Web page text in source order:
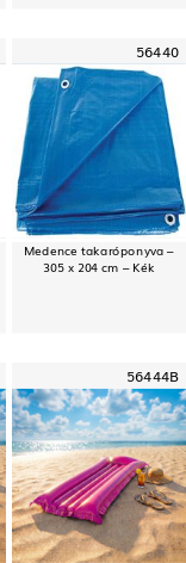
56440
Medence takaróponyva –
305 x 204 cm – Kék
56444B